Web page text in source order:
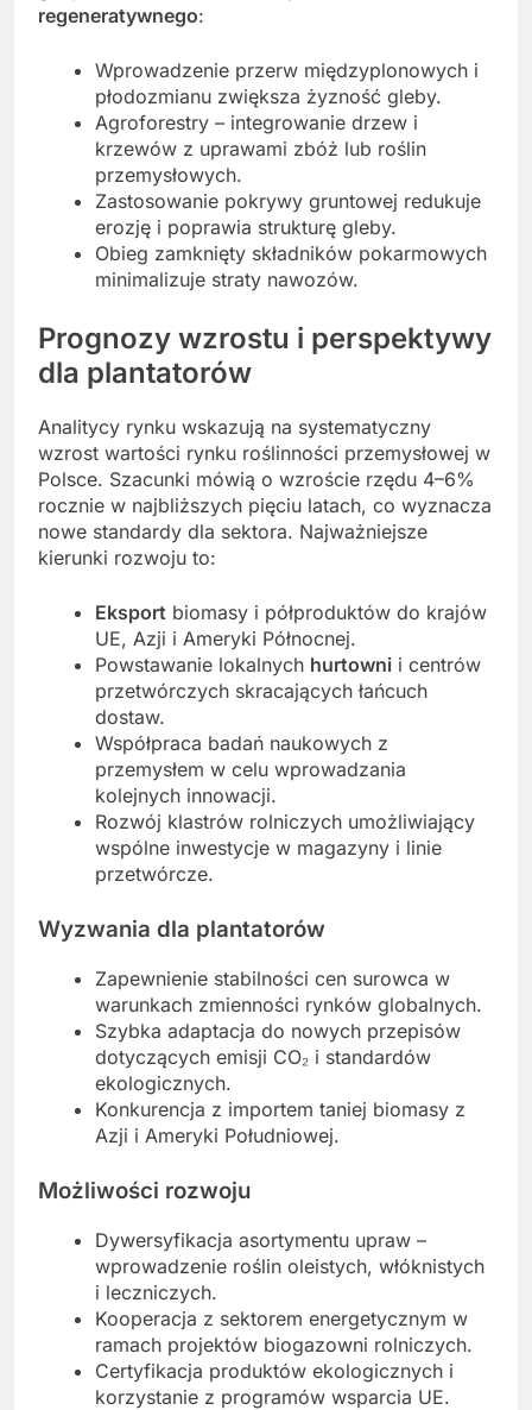
regeneratywnego:
Wprowadzenie przerw międzyplonowych i
płodozmianu zwiększa żyzność gleby.
Agroforestry – integrowanie drzew i
krzewów z uprawami zbóż lub roślin
przemysłowych.
Zastosowanie pokrywy gruntowej redukuje
erozję i poprawia strukturę gleby.
Obieg zamknięty składników pokarmowych
minimalizuje straty nawozów.
Prognozy wzrostu i perspektywy
dla plantatorów
Analitycy rynku wskazują na systematyczny
wzrost wartości rynku roślinności przemysłowej w
Polsce. Szacunki mówią o wzroście rzędu 4–6%
rocznie w najbliższych pięciu latach, co wyznacza
nowe standardy dla sektora. Najważniejsze
kierunki rozwoju to:
Eksport biomasy i półproduktów do krajów
UE, Azji i Ameryki Północnej.
Powstawanie lokalnych hurtowni i centrów
przetwórczych skracających łańcuch
dostaw.
Współpraca badań naukowych z
przemysłem w celu wprowadzania
kolejnych innowacji.
Rozwój klastrów rolniczych umożliwiający
wspólne inwestycje w magazyny i linie
przetwórcze.
Wyzwania dla plantatorów
Zapewnienie stabilności cen surowca w
warunkach zmienności rynków globalnych.
Szybka adaptacja do nowych przepisów
dotyczących emisji CO₂ i standardów
ekologicznych.
Konkurencja z importem taniej biomasy z
Azji i Ameryki Południowej.
Możliwości rozwoju
Dywersyfikacja asortymentu upraw –
wprowadzenie roślin oleistych, włóknistych
i leczniczych.
Kooperacja z sektorem energetycznym w
ramach projektów biogazowni rolniczych.
Certyfikacja produktów ekologicznych i
korzystanie z programów wsparcia UE.